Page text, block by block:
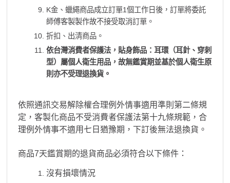
K金、蠟繩商品成立訂單1個工作日後，訂單將委託
師傅客製製作故不接受取消訂單。
折扣、出清商品。
依台灣消費者保護法，貼身飾品：耳環（耳針、穿刺
型）屬個人衛生用品，故無鑑賞期並基於個人衛生原
則亦不受理退換貨。
依照通訊交易解除權合理例外情事適用準則第二條規
定，客製化商品不受消費者保護法第十九條規範，合
理例外情事不適用七日猶豫期，下訂後無法退換貨。
商品7天鑑賞期的退貨商品必須符合以下條件：
沒有損壞情況